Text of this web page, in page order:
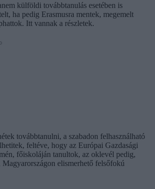
külföldi továbbtanulás esetében is
ha pedig Erasmusra mentek, megemelt
Itt vannak a részletek.
továbbtanulni, a szabadon felhasználható
feltéve, hogy az Európai Gazdasági
főiskoláján tanultok, az oklevél pedig,
Magyarországon elismerhető felsőfokú